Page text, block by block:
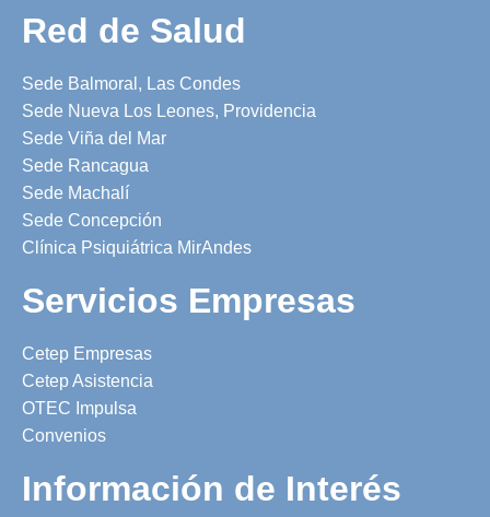
Red de Salud
Sede Balmoral, Las Condes
Sede Nueva Los Leones, Providencia
Sede Viña del Mar
Sede Rancagua
Sede Machalí
Sede Concepción
Clínica Psiquiátrica MirAndes
Servicios Empresas
Cetep Empresas
Cetep Asistencia
OTEC Impulsa
Convenios
Información de Interés